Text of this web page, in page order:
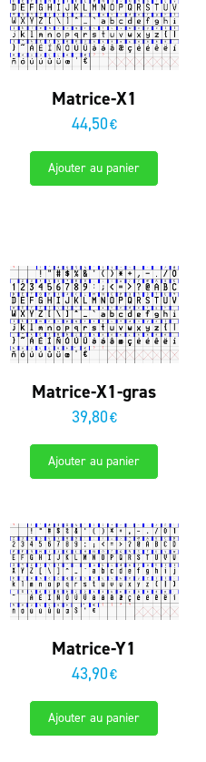
Matrice-X1
44,50€
Ajouter au panier
Matrice-X1-gras
39,80€
Ajouter au panier
Matrice-Y1
43,90€
Ajouter au panier